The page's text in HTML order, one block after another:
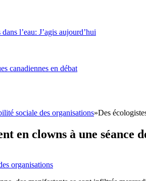
l’eau: J’agis aujourd’hui
canadiennes en débat
sociale des organisations»Des
en clowns à une séance
organisations